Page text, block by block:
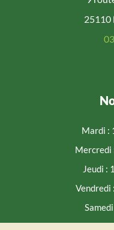
25110
Mardi :
Mercredi
Jeudi :